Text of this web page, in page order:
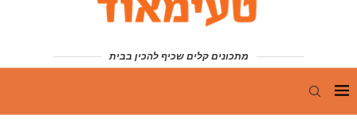
מתכונים קלים שכיף להכין בבית